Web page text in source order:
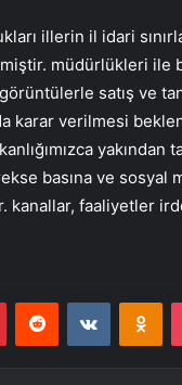
illerin il idari
müdürlükleri ile
satış ve
karar verilmesi
basına ve sosyal
kanallar, faaliyetler
PinterestReddit VKontakte